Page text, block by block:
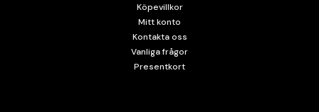
Köpevillkor
Mitt konto
Kontakta oss
Vanliga frågor
Presentkort